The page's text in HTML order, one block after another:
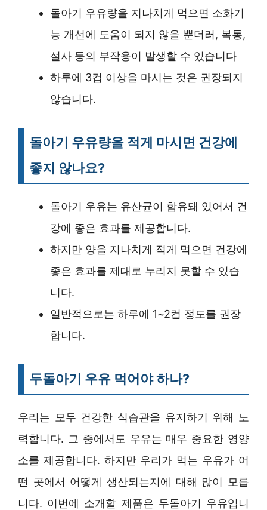
돌아기 우유량을 지나치게 먹으면 소화기
능 개선에 도움이 되지 않을 뿐더러, 복통,
설사 등의 부작용이 발생할 수 있습니다
하루에 3컵 이상을 마시는 것은 권장되지
않습니다.
돌아기 우유량을 적게 마시면 건강에
좋지 않나요?
돌아기 우유는 유산균이 함유돼 있어서 건
강에 좋은 효과를 제공합니다.
하지만 양을 지나치게 적게 먹으면 건강에
좋은 효과를 제대로 누리지 못할 수 있습
니다.
일반적으로는 하루에 1~2컵 정도를 권장
합니다.
두돌아기 우유 먹어야 하나?
우리는 모두 건강한 식습관을 유지하기 위해 노
력합니다. 그 중에서도 우유는 매우 중요한 영양
소를 제공합니다. 하지만 우리가 먹는 우유가 어
떤 곳에서 어떻게 생산되는지에 대해 많이 모릅
니다. 이번에 소개할 제품은 두돌아기 우유입니